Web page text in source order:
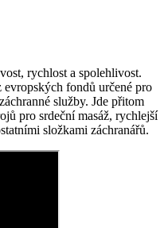
rychlost a spolehlivost.
fondů určené pro
služby. Jde přitom
pro srdeční masáž, rychlejší
složkami záchranářů.